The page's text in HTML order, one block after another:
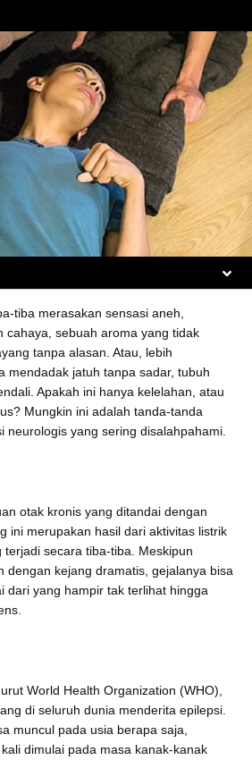
tiba merasakan sensasi aneh,
cahaya, sebuah aroma yang tidak
tanpa alasan. Atau, lebih
mendadak jatuh tanpa sadar, tubuh
Apakah ini hanya kelelahan, atau
Mungkin ini adalah tanda-tanda
neurologis yang sering disalahpahami.
otak kronis yang ditandai dengan
ini merupakan hasil dari aktivitas listrik
terjadi secara tiba-tiba. Meskipun
dengan kejang dramatis, gejalanya bisa
dari yang hampir tak terlihat hingga
World Health Organization (WHO),
di seluruh dunia menderita epilepsi.
muncul pada usia berapa saja,
dimulai pada masa kanak-kanak